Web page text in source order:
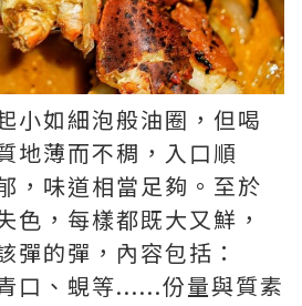
小如細泡般油圈，但喝
地薄而不稠，入口順
，味道相當足夠。至於
色，每樣都既大又鮮，
彈的彈，內容包括：
口、蜆等......份量與質素